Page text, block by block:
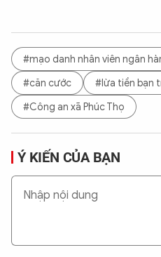
#mạo danh nhân viên ngân
#căn cước
#lừa tiền bạn
#Công an xã Phúc Thọ
Ý KIẾN CỦA BẠN